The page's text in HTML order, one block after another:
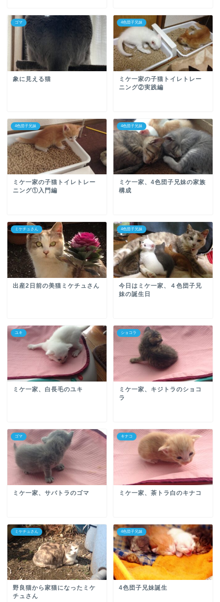
ゴマ
象に見える猫
4色団子兄妹
ミケ一家の子猫トイレトレー
ニング②実践編
4色団子兄妹
ミケ一家の子猫トイレトレー
ニング①入門編
4色団子兄妹
ミケ一家、4色団子兄妹の家族
構成
ミケチュさん
出産2日前の美猫ミケチュさん
4色団子兄妹
今日はミケ一家、４色団子兄
妹の誕生日
ユキ
ミケ一家、白長毛のユキ
ショコラ
ミケ一家、キジトラのショコ
ラ
ゴマ
ミケ一家、サバトラのゴマ
キナコ
ミケ一家、茶トラ白のキナコ
ミケチュさん
野良猫から家猫になったミケ
チュさん
4色団子兄妹
4色団子兄妹誕生